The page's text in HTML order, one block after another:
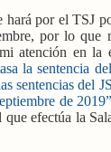
hará por el TSJ
por lo que
atención en la
la sentencia
sentencias del
de 2019”
efectúa la